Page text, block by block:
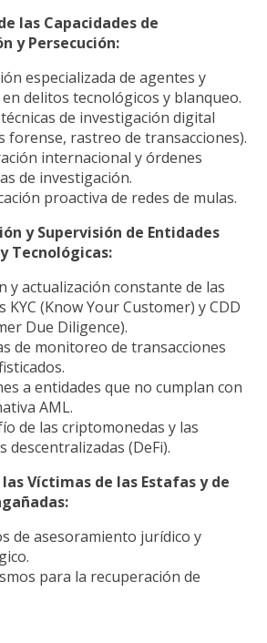
las Capacidades de
y Persecución:
especializada de agentes y
en delitos tecnológicos y blanqueo.
de investigación digital
forense, rastreo de transacciones).
internacional y órdenes
de investigación.
proactiva de redes de mulas.
y Supervisión de Entidades
Tecnológicas:
y actualización constante de las
KYC (Know Your Customer) y CDD
Due Diligence).
de monitoreo de transacciones
a entidades que no cumplan con
AML.
de las criptomonedas y las
descentralizadas (DeFi).
las Víctimas de las Estafas y de
de asesoramiento jurídico y
para la recuperación de